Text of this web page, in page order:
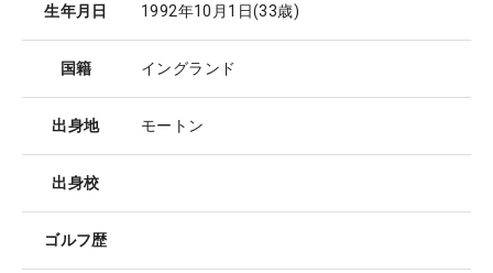
生年月日 1992年10月1日(33歳)
国籍 イングランド
出身地 モートン
出身校
ゴルフ歴